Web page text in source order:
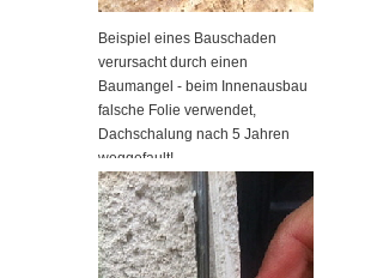
Beispiel eines Bauschaden
verursacht durch einen
Baumangel - beim Innenausbau
falsche Folie verwendet,
Dachschalung nach 5 Jahren
weggefault!